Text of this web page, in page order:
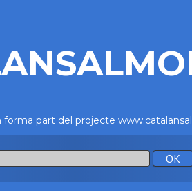
forma part del projecte